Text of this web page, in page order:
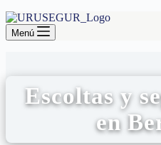
Menú
Escoltas y
en